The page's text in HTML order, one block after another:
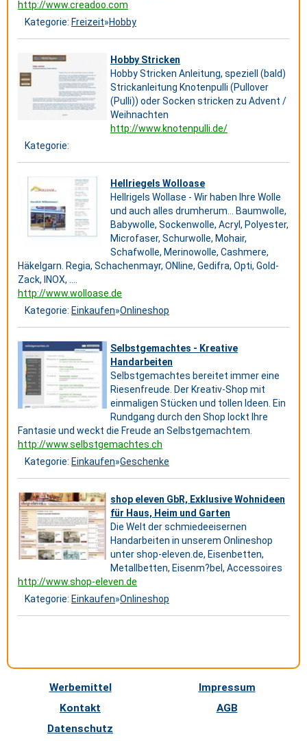
http://www.creadoo.com
Kategorie: Freizeit»Hobby
Hobby Stricken
Hobby Stricken Anleitung, speziell (bald)
Strickanleitung Knotenpulli (Pullover
(Pulli)) oder Socken stricken zu Advent /
Weihnachten
http://www.knotenpulli.de/
Kategorie:
Hellriegels Wolloase
Hellrigels Wollase - Wir haben Ihre Wolle
und auch alles drumherum... Baumwolle,
Babywolle, Sockenwolle, Acryl, Polyester,
Microfaser, Schurwolle, Mohair,
Schafwolle, Merinowolle, Cashmere,
Häkelgarn. Regia, Schachenmayr, ONline, Gedifra, Opti, Gold-
Zack, INOX, ....
http://www.wolloase.de
Kategorie: Einkaufen»Onlineshop
Selbstgemachtes - Kreative
Handarbeiten
Selbstgemachtes bereitet immer eine
Riesenfreude. Der Kreativ-Shop mit
einmaligen Stücken und tollen Ideen. Ein
Rundgang durch den Shop lockt Ihre
Fantasie und weckt die Freude an Selbstgemachtem.
http://www.selbstgemachtes.ch
Kategorie: Einkaufen»Geschenke
shop eleven GbR, Exklusive Wohnideen
für Haus, Heim und Garten
Die Welt der schmiedeeisernen
Handarbeiten in unserem Onlineshop
unter shop-eleven.de, Eisenbetten,
Metallbetten, Eisenm?bel, Accessoires
http://www.shop-eleven.de
Kategorie: Einkaufen»Onlineshop
Werbemittel
Impressum
Kontakt
AGB
Datenschutz